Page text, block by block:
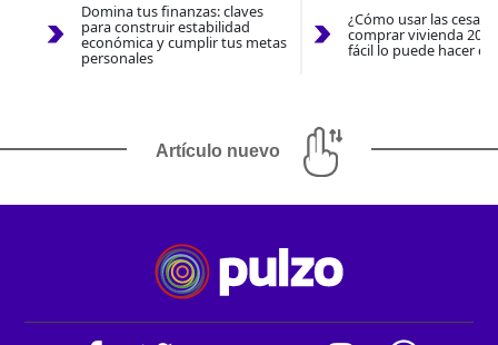
Domina tus finanzas: claves
para construir estabilidad
económica y cumplir tus metas
personales
¿Cómo usar las
comprar vivienda
fácil lo puede hacer
Artículo nuevo